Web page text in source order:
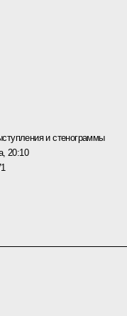
и стенограммы
20:10